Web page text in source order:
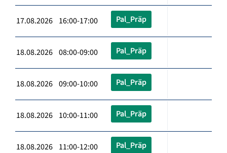
17.08.2026 16:00-17:00 Pal_Präp
18.08.2026 08:00-09:00 Pal_Präp
18.08.2026 09:00-10:00 Pal_Präp
18.08.2026 10:00-11:00 Pal_Präp
18.08.2026 11:00-12:00 Pal_Präp